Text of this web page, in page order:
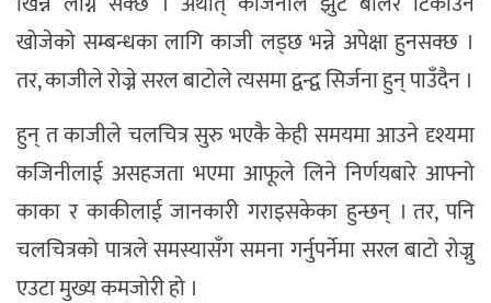
खोजेको सम्बन्धका लागि काजी लड्छ भन्ने अपेक्षा हुनसक्छ ।
तर, काजीले रोज्ने सरल बाटोले त्यसमा द्वन्द्व सिर्जना हुन् पाउँदैन ।
हुन् त काजीले चलचित्र सुरु भएकै केही समयमा आउने दृश्यमा
कजिनीलाई असहजता भएमा आफूले लिने निर्णयबारे आफ्नो
काका र काकीलाई जानकारी गराइसकेका हुन्छन् । तर, पनि
चलचित्रको पात्रले समस्यासँग समना गर्नुपर्नेमा सरल बाटो रोज्नु
एउटा मुख्य कमजोरी हो ।